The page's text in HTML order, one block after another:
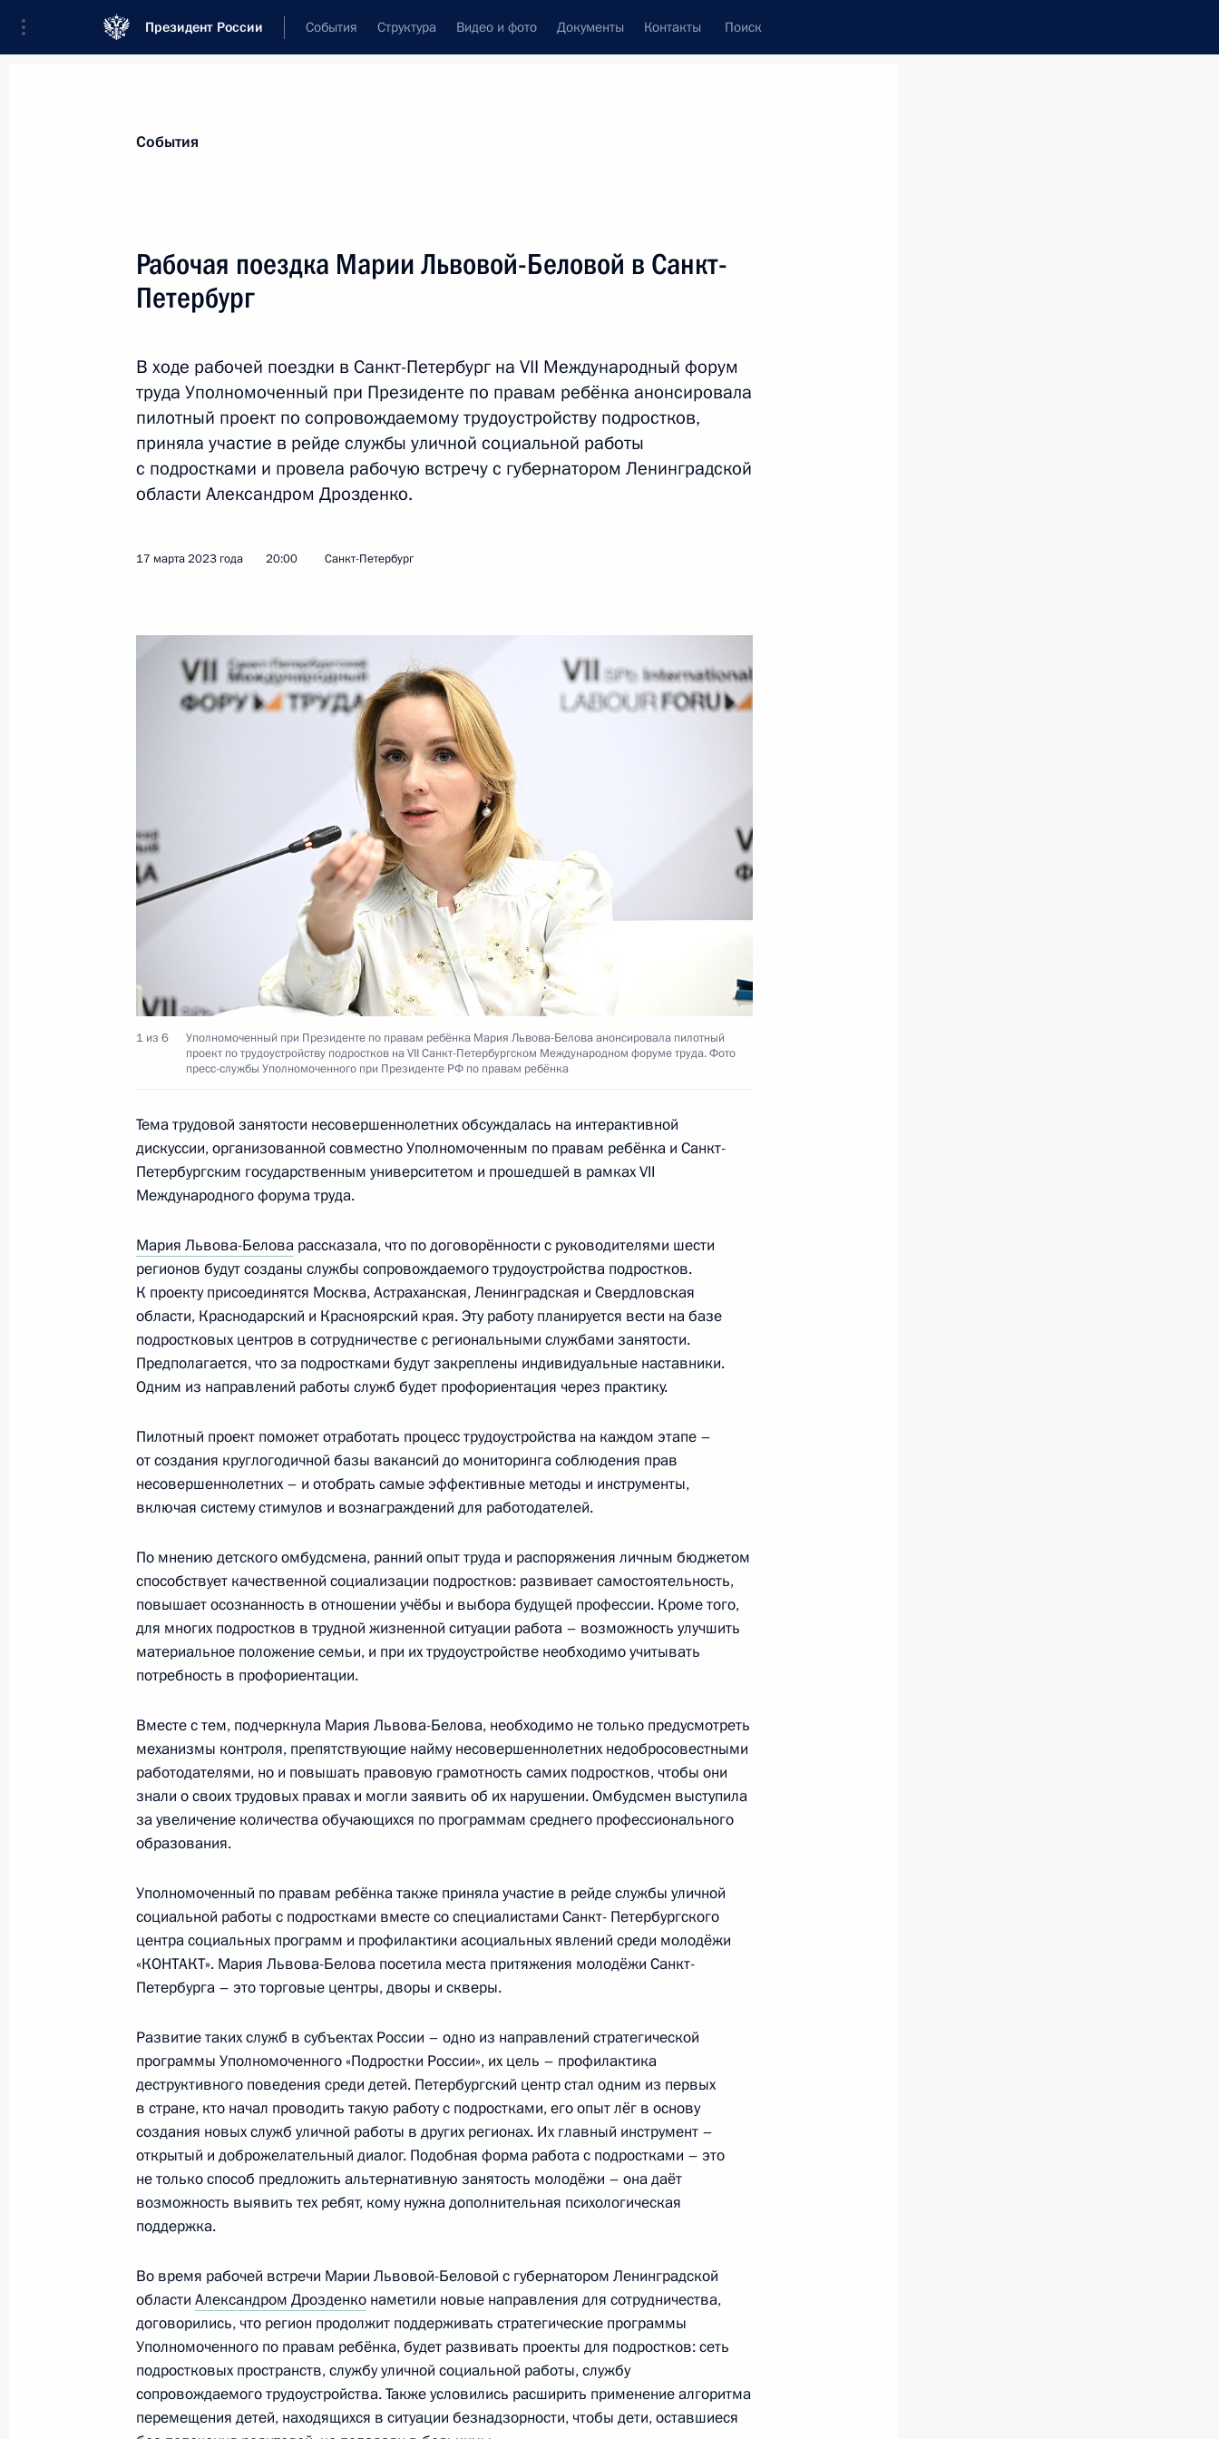
Президент России События Структура Видео и фото Документы Контакты Поиск
Показать следующие материалы
19 марта 2023 года, 06:05
Владимир Путин посетил Севастополь
18 марта 2023 года, 17:30
Подписан закон, совершенствующий правовое регулирование
зонах и на приравненных к ним территориях
18 марта 2023 года, 13:45
Подписан закон о переименовании районных судов города
Подписан закон об особенностях правового регулирования
отношений в области культуры в связи с образованием в составе
России новых субъектов – ДНР, ЛНР, Запорожской и Херсонской
18 марта 2023 года, 11:55
17 марта 2023 года, 20:00
Встреча с Василием Анохиным
17 марта 2023 года, 19:45
Василий Анохин назначен временно исполняющим обязанности
губернатора Смоленской области
17 марта 2023 года, 19:40
Совещание по вопросам социально-экономического развития
Крыма и Севастополя
17 марта 2023 года, 18:05
Указ об исполняющем обязанности губернатора Чукотского
автономного округа
15 марта 2023 года, 21:20
15 марта 2023 года, 21:20
Встреча с главой Бурятии Алексеем Цыденовым
Совещание по развитию дальневосточных городов
14 марта 2023 года, 20:10
Посещение Улан-Удэнского авиационного завода
14 марта Владимир Путин совершит рабочую поездку
в Республику Бурятия
13 марта 2023 года, 18:00
События
Рабочая поездка Марии Львовой-Беловой в Санкт-
Петербург
В ходе рабочей поездки в Санкт-Петербург на VII Международный форум
труда Уполномоченный при Президенте по правам ребёнка анонсировала
пилотный проект по сопровождаемому трудоустройству подростков,
приняла участие в рейде службы уличной социальной работы
с подростками и провела рабочую встречу с губернатором Ленинградской
области Александром Дрозденко.
17 марта 2023 года 20:00 Санкт-Петербург
1 из 6
Уполномоченный при Президенте по правам ребёнка Мария Львова-Белова анонсировала пилотный
проект по трудоустройству подростков на VII Санкт-Петербургском Международном форуме труда. Фото
пресс-службы Уполномоченного при Президенте РФ по правам ребёнка
Тема трудовой занятости несовершеннолетних обсуждалась на интерактивной
дискуссии, организованной совместно Уполномоченным по правам ребёнка и Санкт-
Петербургским государственным университетом и прошедшей в рамках VII
Международного форума труда.
Мария Львова-Белова рассказала, что по договорённости с руководителями шести
регионов будут созданы службы сопровождаемого трудоустройства подростков.
К проекту присоединятся Москва, Астраханская, Ленинградская и Свердловская
области, Краснодарский и Красноярский края. Эту работу планируется вести на базе
подростковых центров в сотрудничестве с региональными службами занятости.
Предполагается, что за подростками будут закреплены индивидуальные наставники.
Одним из направлений работы служб будет профориентация через практику.
Пилотный проект поможет отработать процесс трудоустройства на каждом этапе –
от создания круглогодичной базы вакансий до мониторинга соблюдения прав
несовершеннолетних – и отобрать самые эффективные методы и инструменты,
включая систему стимулов и вознаграждений для работодателей.
По мнению детского омбудсмена, ранний опыт труда и распоряжения личным бюджетом
способствует качественной социализации подростков: развивает самостоятельность,
повышает осознанность в отношении учёбы и выбора будущей профессии. Кроме того,
для многих подростков в трудной жизненной ситуации работа – возможность улучшить
материальное положение семьи, и при их трудоустройстве необходимо учитывать
потребность в профориентации.
Вместе с тем, подчеркнула Мария Львова-Белова, необходимо не только предусмотреть
механизмы контроля, препятствующие найму несовершеннолетних недобросовестными
работодателями, но и повышать правовую грамотность самих подростков, чтобы они
знали о своих трудовых правах и могли заявить об их нарушении. Омбудсмен выступила
за увеличение количества обучающихся по программам среднего профессионального
образования.
Уполномоченный по правам ребёнка также приняла участие в рейде службы уличной
социальной работы с подростками вместе со специалистами Санкт- Петербургского
центра социальных программ и профилактики асоциальных явлений среди молодёжи
«КОНТАКТ». Мария Львова-Белова посетила места притяжения молодёжи Санкт-
Петербурга – это торговые центры, дворы и скверы.
Развитие таких служб в субъектах России – одно из направлений стратегической
программы Уполномоченного «Подростки России», их цель – профилактика
деструктивного поведения среди детей. Петербургский центр стал одним из первых
в стране, кто начал проводить такую работу с подростками, его опыт лёг в основу
создания новых служб уличной работы в других регионах. Их главный инструмент –
открытый и доброжелательный диалог. Подобная форма работа с подростками – это
не только способ предложить альтернативную занятость молодёжи – она даёт
возможность выявить тех ребят, кому нужна дополнительная психологическая
поддержка.
Во время рабочей встречи Марии Львовой-Беловой с губернатором Ленинградской
области Александром Дрозденко наметили новые направления для сотрудничества,
договорились, что регион продолжит поддерживать стратегические программы
Уполномоченного по правам ребёнка, будет развивать проекты для подростков: сеть
подростковых пространств, службу уличной социальной работы, службу
сопровождаемого трудоустройства. Также условились расширить применение алгоритма
перемещения детей, находящихся в ситуации безнадзорности, чтобы дети, оставшиеся